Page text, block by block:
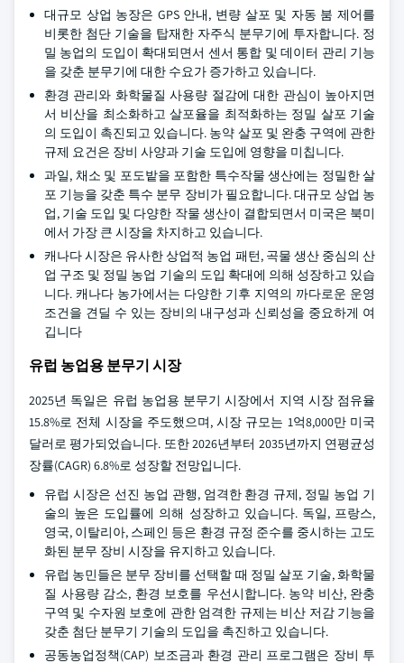
대규모 상업 농장은 GPS 안내, 변량 살포 및 자동 붐 제어를
비롯한 첨단 기술을 탑재한 자주식 분무기에 투자합니다. 정
밀 농업의 도입이 확대되면서 센서 통합 및 데이터 관리 기능
을 갖춘 분무기에 대한 수요가 증가하고 있습니다.
환경 관리와 화학물질 사용량 절감에 대한 관심이 높아지면
서 비산을 최소화하고 살포율을 최적화하는 정밀 살포 기술
의 도입이 촉진되고 있습니다. 농약 살포 및 완충 구역에 관한
규제 요건은 장비 사양과 기술 도입에 영향을 미칩니다.
과일, 채소 및 포도밭을 포함한 특수작물 생산에는 정밀한 살
포 기능을 갖춘 특수 분무 장비가 필요합니다. 대규모 상업 농
업, 기술 도입 및 다양한 작물 생산이 결합되면서 미국은 북미
에서 가장 큰 시장을 차지하고 있습니다.
캐나다 시장은 유사한 상업적 농업 패턴, 곡물 생산 중심의 산
업 구조 및 정밀 농업 기술의 도입 확대에 의해 성장하고 있습
니다. 캐나다 농가에서는 다양한 기후 지역의 까다로운 운영
조건을 견딜 수 있는 장비의 내구성과 신뢰성을 중요하게 여
깁니다
유럽 농업용 분무기 시장
2025년 독일은 유럽 농업용 분무기 시장에서 지역 시장 점유율
15.8%로 전체 시장을 주도했으며, 시장 규모는 1억8,000만 미국
달러로 평가되었습니다. 또한 2026년부터 2035년까지 연평균성
장률(CAGR) 6.8%로 성장할 전망입니다.
유럽 시장은 선진 농업 관행, 엄격한 환경 규제, 정밀 농업 기
술의 높은 도입률에 의해 성장하고 있습니다. 독일, 프랑스,
영국, 이탈리아, 스페인 등은 환경 규정 준수를 중시하는 고도
화된 분무 장비 시장을 유지하고 있습니다.
유럽 농민들은 분무 장비를 선택할 때 정밀 살포 기술, 화학물
질 사용량 감소, 환경 보호를 우선시합니다. 농약 비산, 완충
구역 및 수자원 보호에 관한 엄격한 규제는 비산 저감 기능을
갖춘 첨단 분무기 기술의 도입을 촉진하고 있습니다.
공동농업정책(CAP) 보조금과 환경 관리 프로그램은 장비 투